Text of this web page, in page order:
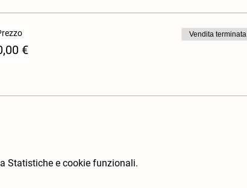
€
Vendita terminata
Statistiche e cookie funzionali.